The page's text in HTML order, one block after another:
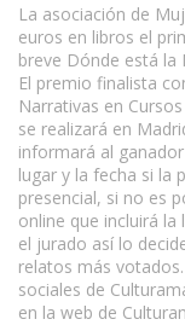
La asociación de
euros en libros el
breve Dónde está la
El premio finalista
Narrativas en
se realizará en
informará al
lugar y la fecha si la
presencial, si no es
online que incluirá
el jurado así lo
relatos más
sociales de
en la web de